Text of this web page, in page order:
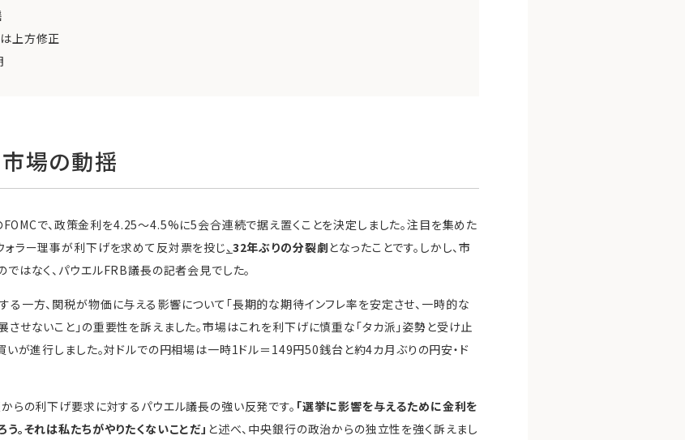
上方修正
場の動揺
で、政策金利を4.25～4.5%に5会合連続で据え置くことを決定しました。注目を集めた
ォラー理事が利下げを求めて反対票を投じ、 32年ぶりの分裂劇となったことです。しかし、市
はなく、パウエルFRB議長の記者会見でした。
一方、関税が物価に与える影響について「長期的な期待インフレ率を安定させ、一時的な
せないこと」の重要性を訴えました。市場はこれを利下げに慎重な「タカ派」姿勢と受け止
いが進行しました。対ドルでの円相場は一時1ドル＝149円50銭台と約4カ月ぶりの円安・ド
らの利下げ要求に対するパウエル議長の強い反発です。 「選挙に影響を与えるために金利を
。それは私たちがやりたくないことだ」 と述べ、中央銀行の政治からの独立性を強く訴えまし